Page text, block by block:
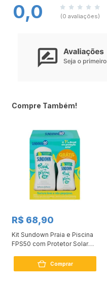
0,0 (0 avaliações)
Compre Também!
R$ 68,90
Kit Sundown Praia e Piscina
FPS50 com Protetor Solar
Comprar